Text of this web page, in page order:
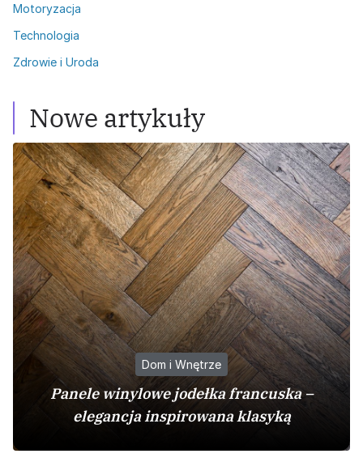
Motoryzacja
Technologia
Zdrowie i Uroda
Nowe artykuły
Dom i Wnętrze
Panele winylowe jodełka francuska –
elegancja inspirowana klasyką